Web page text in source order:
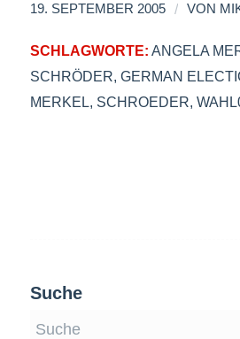
19. SEPTEMBER 2005 / VON
SCHLAGWORTE: ANGELA
SCHRÖDER, GERMAN
MERKEL, SCHROEDER,
Suche